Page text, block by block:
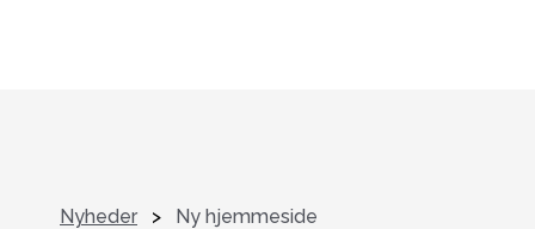
Nyheder > Ny hjemmeside